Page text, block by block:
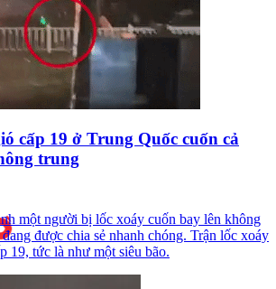
cấp 19 ở Trung Quốc cuốn cả
trung
một người bị lốc xoáy cuốn bay lên không
được chia sẻ nhanh chóng. Trận lốc xoáy
19, tức là như một siêu bão.